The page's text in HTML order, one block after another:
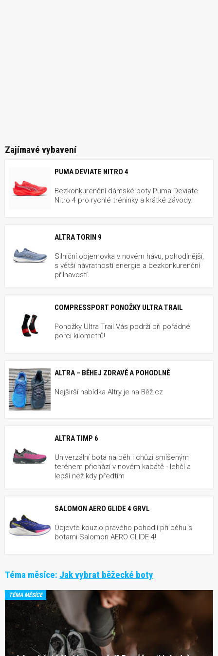
Zajímavé vybavení
PUMA DEVIATE NITRO 4
Bezkonkurenční dámské boty Puma Deviate
Nitro 4 pro rychlé tréninky a krátké závody.
ALTRA TORIN 9
Silniční objemovka v novém hávu, pohodlnější,
s větší návratností energie a bezkonkurenční
přilnavostí.
COMPRESSPORT PONOŽKY ULTRA TRAIL
Ponožky Ultra Trail Vás podrží při pořádné
porci kilometrů!
ALTRA – BĚHEJ ZDRAVĚ A POHODLNĚ
Nejširší nabídka Altry je na Běž.cz
ALTRA TIMP 6
Univerzální bota na běh i chůzi smíšeným
terénem přichází v novém kabátě - lehčí a
lepší než kdy předtím
SALOMON AERO GLIDE 4 GRVL
Objevte kouzlo pravého pohodlí při běhu s
botami Salomon AERO GLIDE 4!
Téma měsíce: Jak vybrat běžecké boty
TÉMA MĚSÍCE